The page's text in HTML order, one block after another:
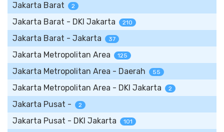
Jakarta Barat 2
Jakarta Barat - DKI Jakarta 210
Jakarta Barat - Jakarta 37
Jakarta Metropolitan Area 125
Jakarta Metropolitan Area - Daerah 55
Jakarta Metropolitan Area - DKI Jakarta 2
Jakarta Pusat - 2
Jakarta Pusat - DKI Jakarta 101